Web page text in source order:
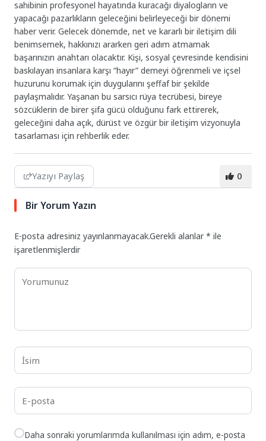
sahibinin profesyonel hayatında kuracağı diyalogların ve
yapacağı pazarlıkların geleceğini belirleyeceği bir dönemi
haber verir. Gelecek dönemde, net ve kararlı bir iletişim dili
benimsemek, hakkınızı ararken geri adım atmamak
başarınızın anahtarı olacaktır. Kişi, sosyal çevresinde kendisini
baskılayan insanlara karşı “hayır” demeyi öğrenmeli ve içsel
huzurunu korumak için duygularını şeffaf bir şekilde
paylaşmalıdır. Yaşanan bu sarsıcı rüya tecrübesi, bireye
sözcüklerin de birer şifa gücü olduğunu fark ettirerek,
geleceğini daha açık, dürüst ve özgür bir iletişim vizyonuyla
tasarlaması için rehberlik eder.
Yazıyı Paylaş 0
Bir Yorum Yazın
E-posta adresiniz yayınlanmayacak.Gerekli alanlar* ile
işaretlenmişlerdir
Daha sonraki yorumlarımda kullanılması için adım, e-posta